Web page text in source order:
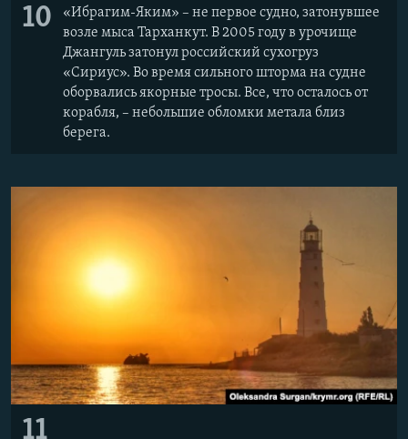
10
«Ибрагим-Яким» – не первое судно, затонувшее
возле мыса Тарханкут. В 2005 году в урочище
Джангуль затонул российский сухогруз
«Сириус». Во время сильного шторма на судне
оборвались якорные тросы. Все, что осталось от
корабля, – небольшие обломки метала близ
берега.
11